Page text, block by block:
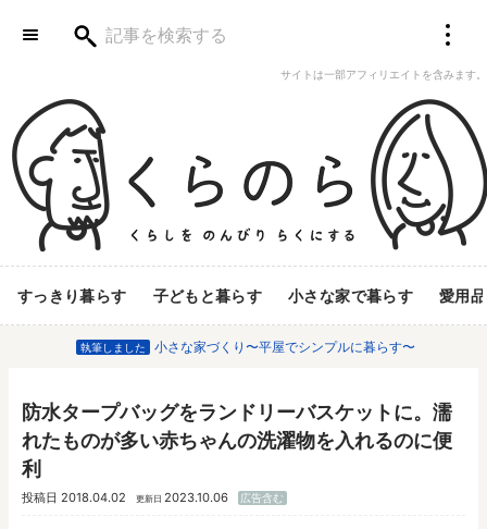
サイトは一部アフィリエイトを含みます。
すっきり暮らす 子どもと暮らす 小さな家で暮らす 愛用品
執筆しました 小さな家づくり〜平屋でシンプルに暮らす〜
防水タープバッグをランドリーバスケットに。濡
れたものが多い赤ちゃんの洗濯物を入れるのに便
利
投稿日 2018.04.02 更新日 2023.10.06 広告含む